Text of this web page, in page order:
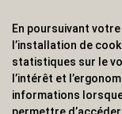
Écriture
Bagagerie sacs
En poursuivant
l’installation de
statistiques sur le
l’intérêt et
informations